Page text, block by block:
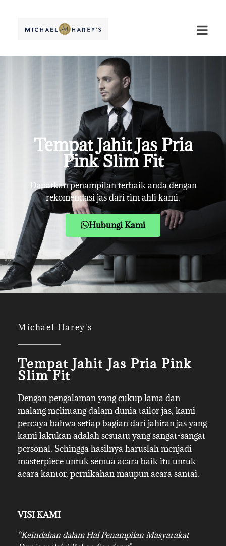
Tempat Jahit Jas Pria
Pink Slim Fit
Dapatkan penampilan terbaik anda dengan
rekomendasi jas dari tim ahli kami.
Hubungi Kami
Michael Harey's
Tempat Jahit Jas Pria Pink
Slim Fit
Dengan pengalaman yang cukup lama dan
malang melintang dalam dunia tailor jas, kami
percaya bahwa setiap bagian dari jahitan jas yang
kami lakukan adalah sesuatu yang sangat-sangat
personal. Sehingga hasilnya haruslah menjadi
masterpiece untuk semua acara baik itu untuk
acara kantor, pernikahan maupun acara santai.
VISI KAMI
“Keindahan dalam Hal Penampilan Masyarakat